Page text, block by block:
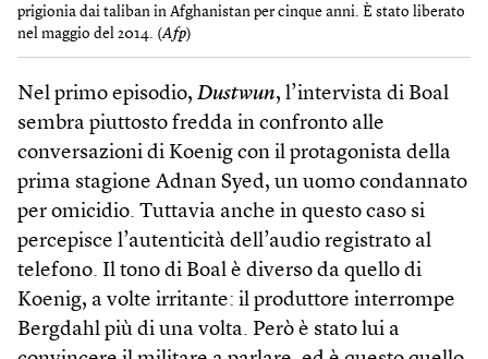
prigionia dai taliban in Afghanistan per cinque anni. È stato liberato
nel maggio del 2014. (Afp)
Nel primo episodio, Dustwun, l’intervista di Boal
sembra piuttosto fredda in confronto alle
conversazioni di Koenig con il protagonista della
prima stagione Adnan Syed, un uomo condannato
per omicidio. Tuttavia anche in questo caso si
percepisce l’autenticità dell’audio registrato al
telefono. Il tono di Boal è diverso da quello di
Koenig, a volte irritante: il produttore interrompe
Bergdahl più di una volta. Però è stato lui a